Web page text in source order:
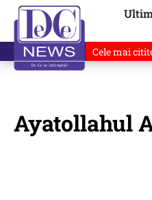
Cele mai
Ayatollahul